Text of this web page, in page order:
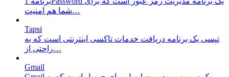
شما هم امنیت…
Tapsi
تپسی یک برنامه دریافت خدمات تاکسی اینترنتی است که به
راحتی از…
Gmail